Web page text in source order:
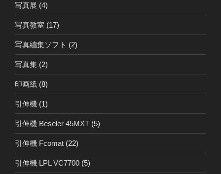
写真展 (4)
写真教室 (17)
写真編集ソフト (2)
写真集 (2)
印画紙 (8)
引伸機 (1)
引伸機 Beseler 45MXT (5)
引伸機 Fcomat (22)
引伸機 LPL VC7700 (5)